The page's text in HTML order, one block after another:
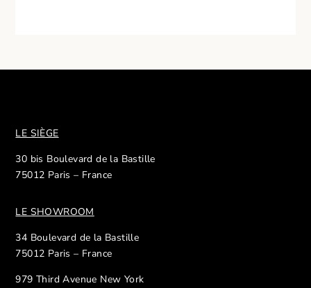
LE SIÈGE
30 bis Boulevard de la Bastille
75012 Paris – France
LE SHOWROOM
34 Boulevard de la Bastille
75012 Paris – France
979 Third Avenue New York